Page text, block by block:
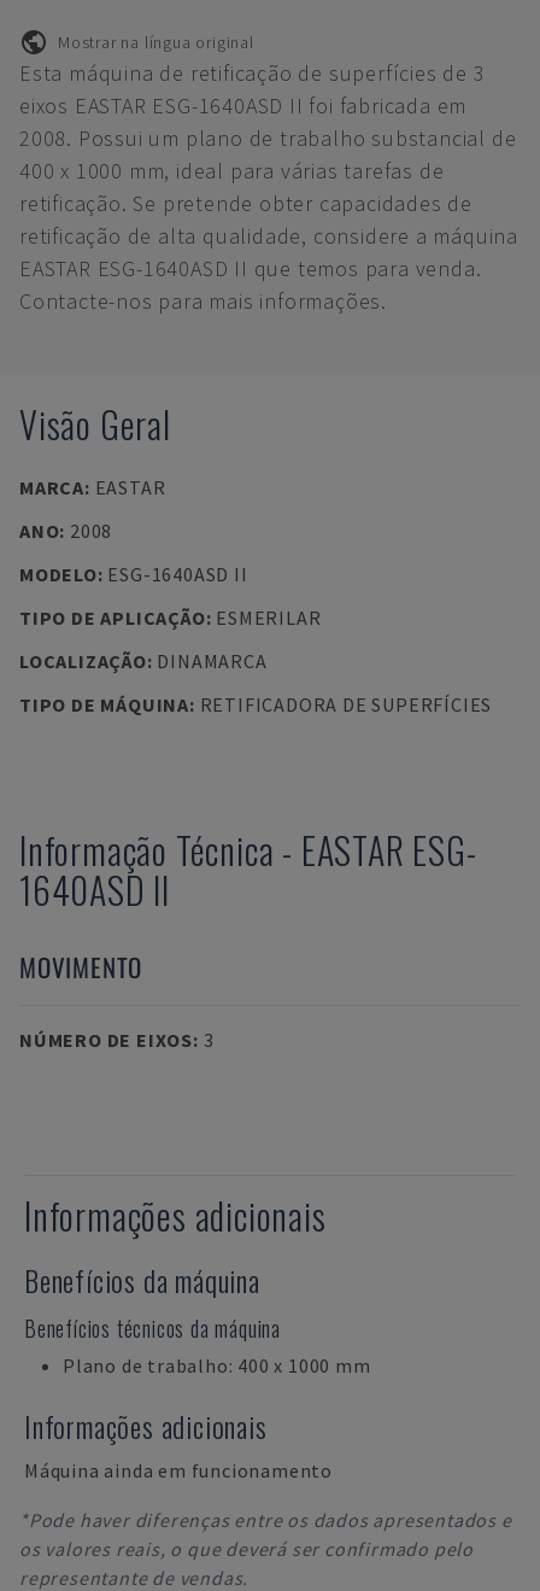
Mostrar na língua original
Esta máquina de retificação de superfícies de 3
eixos EASTAR ESG-1640ASD II foi fabricada em
2008. Possui um plano de trabalho substancial de
400 x 1000 mm, ideal para várias tarefas de
retificação. Se pretende obter capacidades de
retificação de alta qualidade, considere a máquina
EASTAR ESG-1640ASD II que temos para venda.
Contacte-nos para mais informações.
Visão Geral
MARCA: EASTAR
ANO: 2008
MODELO: ESG-1640ASD II
TIPO DE APLICAÇÃO: ESMERILAR
LOCALIZAÇÃO: DINAMARCA
TIPO DE MÁQUINA: RETIFICADORA DE SUPERFÍCIES
Informação Técnica - EASTAR ESG-
1640ASD II
MOVIMENTO
NÚMERO DE EIXOS: 3
Informações adicionais
Benefícios da máquina
Benefícios técnicos da máquina
Plano de trabalho: 400 x 1000 mm
Informações adicionais
Máquina ainda em funcionamento
*Pode haver diferenças entre os dados apresentados e
os valores reais, o que deverá ser confirmado pelo
representante de vendas.